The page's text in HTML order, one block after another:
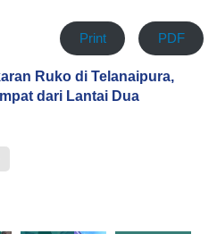
Print PDF
Ruko di Telanaipura,
dari Lantai Dua